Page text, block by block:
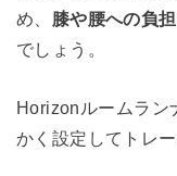
め、 膝や腰への負
でしょう。
Horizonルームラン
かく設定してトレ